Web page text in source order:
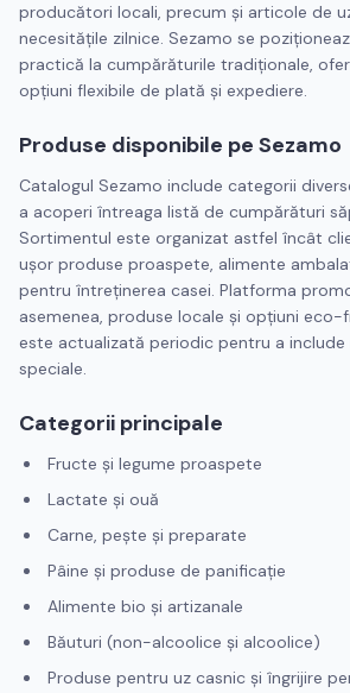
producători locali, precum și articole de
necesitățile zilnice. Sezamo se
practică la cumpărăturile tradiționale,
opțiuni flexibile de plată și expediere.
Produse disponibile pe Sezamo
Catalogul Sezamo include categorii
a acoperi întreaga listă de cumpărături
Sortimentul este organizat astfel încât
ușor produse proaspete, alimente
pentru întreținerea casei. Platforma
asemenea, produse locale și opțiuni eco-
este actualizată periodic pentru a
speciale.
Categorii principale
Fructe și legume proaspete
Lactate și ouă
Carne, pește și preparate
Pâine și produse de panificație
Alimente bio și artizanale
Băuturi (non-alcoolice și alcoolice)
Produse pentru uz casnic și îngrijire